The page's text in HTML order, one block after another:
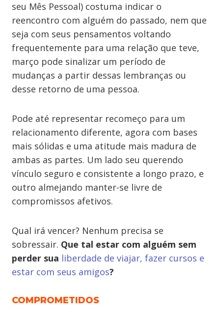
seu Mês Pessoal) costuma indicar o
reencontro com alguém do passado, nem que
seja com seus pensamentos voltando
frequentemente para uma relação que teve,
março pode sinalizar um período de
mudanças a partir dessas lembranças ou
desse retorno de uma pessoa.
Pode até representar recomeço para um
relacionamento diferente, agora com bases
mais sólidas e uma atitude mais madura de
ambas as partes. Um lado seu querendo
vínculo seguro e consistente a longo prazo, e
outro almejando manter-se livre de
compromissos afetivos.
Qual irá vencer? Nenhum precisa se
sobressair. Que tal estar com alguém sem
perder sua liberdade de viajar, fazer cursos e
estar com seus amigos?
COMPROMETIDOS